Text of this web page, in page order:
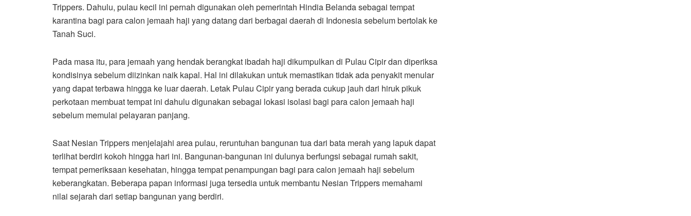
Trippers. Dahulu, pulau kecil ini pernah digunakan oleh pemerintah Hindia Belanda sebagai tempat
karantina bagi para calon jemaah haji yang datang dari berbagai daerah di Indonesia sebelum bertolak ke
Tanah Suci.
Pada masa itu, para jemaah yang hendak berangkat ibadah haji dikumpulkan di Pulau Cipir dan diperiksa
kondisinya sebelum diizinkan naik kapal. Hal ini dilakukan untuk memastikan tidak ada penyakit menular
yang dapat terbawa hingga ke luar daerah. Letak Pulau Cipir yang berada cukup jauh dari hiruk pikuk
perkotaan membuat tempat ini dahulu digunakan sebagai lokasi isolasi bagi para calon jemaah haji
sebelum memulai pelayaran panjang.
Saat Nesian Trippers menjelajahi area pulau, reruntuhan bangunan tua dari bata merah yang lapuk dapat
terlihat berdiri kokoh hingga hari ini. Bangunan-bangunan ini dulunya berfungsi sebagai rumah sakit,
tempat pemeriksaan kesehatan, hingga tempat penampungan bagi para calon jemaah haji sebelum
keberangkatan. Beberapa papan informasi juga tersedia untuk membantu Nesian Trippers memahami
nilai sejarah dari setiap bangunan yang berdiri.